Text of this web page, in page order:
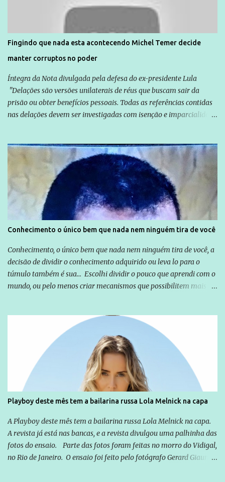
são vítimas de violência, estão em situação de risco ou têm seus
direitos violados. Leia mais: Anistia Internacional cobra do Brasil
solução do caso Amarildo - Terra Brasil
Fingindo que nada esta acontecendo Michel Temer decide
manter corruptos no poder
Íntegra da Nota divulgada pela defesa do ex-presidente Lula
"Delações são versões unilaterais de réus que buscam sair da
prisão ou obter benefícios pessoais. Todas as referências contidas
nas delações devem ser investigadas com isenção e imparcialidade
Globo manteve com o Grupo Odebrecht, citada na delação de
Emílio Odebrecht. Lula sempre atuou para promover o Brasil no
exterior, e não para promover determinadas empresas ou
empresários" Assina a nota o advogado Cristiano Zanin Martins
Conhecimento o único bem que nada nem ninguém tira de você
Conhecimento, o único bem que nada nem ninguém tira de você, a
decisão de dividir o conhecimento adquirido ou leva lo para o
túmulo também é sua... Escolhi dividir o pouco que aprendi com o
mundo, ou pelo menos criar mecanismos que possibilitem mais e
empreendedor da comunicação, que além de informação
cotidiana, corriqueira e cada vez mais preocupantes, do tipo que
você já esta acostumado a ver neste espaço, vou trabalhar a ideia
que possibilite distribuir não só informações, mas que gere de
forma consistente a riqueza do conhecimento... Exemplo: o
cidadão brasileiro não precisa só ser informado sobre operações
da Lava Jato, Reformas que podem retirar ou não direitos, ou
quem vai ser preso ou não; é preciso levar até as pessoas, do mais
simples ao mais burguês, o que diz a nossa Constituição, quais são
seus direitos e deveres em ...
Playboy deste mês tem a bailarina russa Lola Melnick na capa
A Playboy deste mês tem a bailarina russa Lola Melnick na capa.
A revista já está nas bancas, e a revista divulgou uma palhinha das
fotos do ensaio. Parte das fotos foram feitas no morro do Vidigal,
no Rio de Janeiro. O ensaio foi feito pelo fotógrafo Gerard Giaume